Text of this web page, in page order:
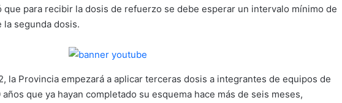
que para recibir la dosis de refuerzo se debe esperar un intervalo mínimo de
la segunda dosis.
la Provincia empezará a aplicar terceras dosis a integrantes de equipos de
que ya hayan completado su esquema hace más de seis meses,